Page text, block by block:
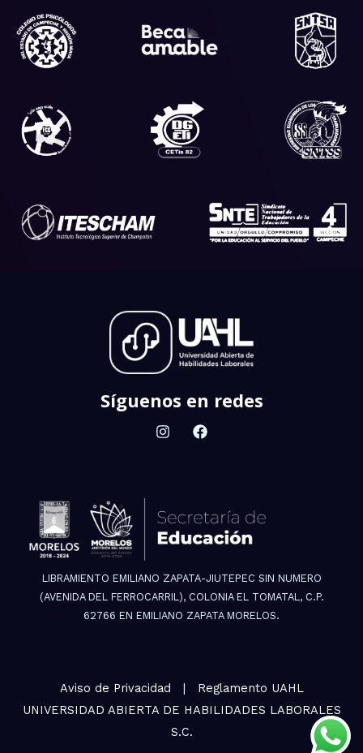
Síguenos en redes
LIBRAMIENTO EMILIANO ZAPATA-JIUTEPEC SIN NUMERO
(AVENIDA DEL FERROCARRIL), COLONIA EL TOMATAL, C.P.
62766 EN EMILIANO ZAPATA MORELOS.
Aviso de Privacidad |
Reglamento UAHL
UNIVERSIDAD ABIERTA DE HABILIDADES LABORALES
S.C.